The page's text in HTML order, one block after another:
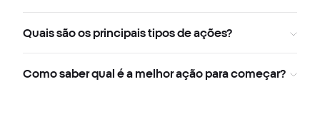
Quais são os principais tipos de ações?
Como saber qual é a melhor ação para começar?